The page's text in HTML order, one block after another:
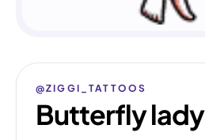
@ZIGGI_TATTOOS
Butterfly lady